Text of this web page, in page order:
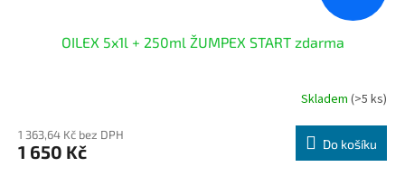
OILEX 5x1l + 250ml ŽUMPEX START zdarma
Skladem (>5 ks)
1 363,64 Kč bez DPH
1 650 Kč Do košíku